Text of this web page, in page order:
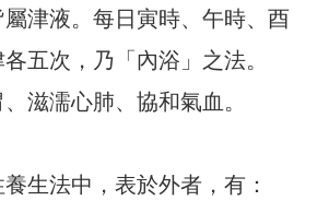
津液。每日寅時、午時、酉
五次，乃「內浴」之法。
滋濡心肺、協和氣血。
生法中，表於外者，有：